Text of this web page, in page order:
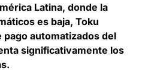
Latina, donde la
es baja, Toku
automatizados del
significativamente los